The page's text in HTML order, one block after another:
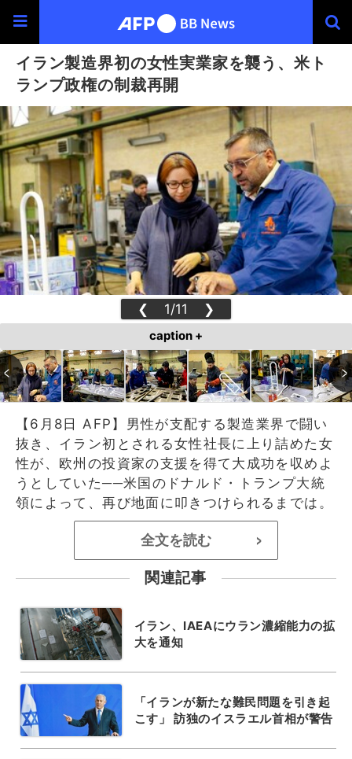
イラン製造界初の女性実業家を襲う、米ト
ランプ政権の制裁再開
❮ 1/11 ❯
caption +
【6月8日 AFP】男性が支配する製造業界で闘い
抜き、イラン初とされる女性社長に上り詰めた女
性が、欧州の投資家の支援を得て大成功を収めよ
うとしていた──米国のドナルド・トランプ大統
領によって、再び地面に叩きつけられるまでは。
全文を読む >
関連記事
イラン、IAEAにウラン濃縮能力の拡
大を通知
「イランが新たな難民問題を引き起
こす」 訪独のイスラエル首相が警告